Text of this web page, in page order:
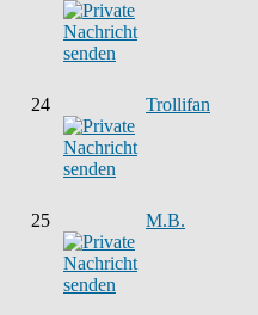
24 Trollifan
25 M.B.